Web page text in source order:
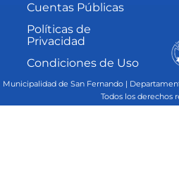
Cuentas Públicas
Políticas de
Privacidad
Condiciones de Uso
Municipalidad de San Fernando |
Todos los derechos